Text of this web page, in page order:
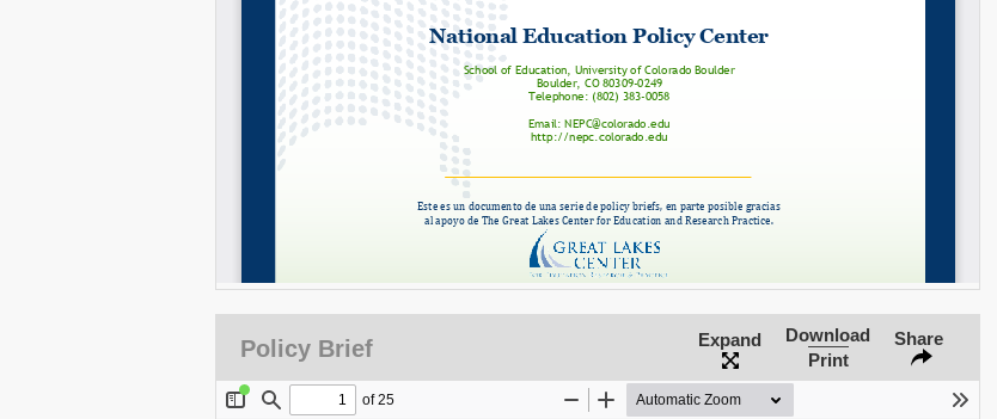
Permalink
Policy Brief Expand
Download
Print
Share